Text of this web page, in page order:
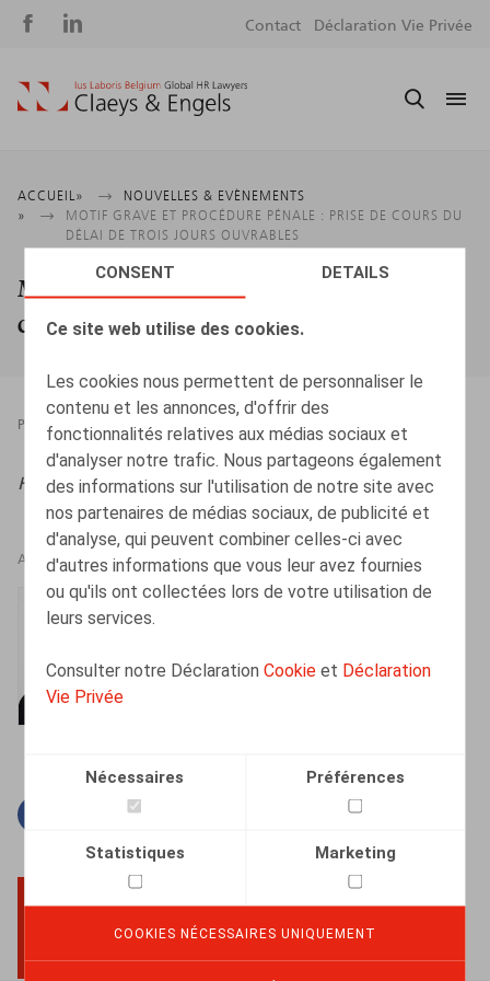
CONSENT DETAILS
Ce site web utilise des cookies.
Les cookies nous permettent de personnaliser le
contenu et les annonces, d'offrir des
fonctionnalités relatives aux médias sociaux et
d'analyser notre trafic. Nous partageons également
des informations sur l'utilisation de notre site avec
nos partenaires de médias sociaux, de publicité et
d'analyse, qui peuvent combiner celles-ci avec
d'autres informations que vous leur avez fournies
ou qu'ils ont collectées lors de votre utilisation de
leurs services.
Consulter notre DéclarationCookie et Déclaration
Vie Privée
Nécessaires Préférences
Statistiques Marketing
COOKIES NÉCESSAIRES UNIQUEMENT
Social
Contact Déclaration Vie Privée
Fil
d'Ariane
ACCUEIL
NOUVELLES & EVÈNEMENTS
MOTIF GRAVE ET PROCÉDURE PÉNALE : PRISE DE COURS DU
DÉLAI DE TROIS JOURS OUVRABLES
Motif grave et procédure pénale : prise de
cours du délai de trois jours ouvrables
PRESSROOM 26.06.2023
HR.square (online),26/06/2023
AUTEURS
Facebook
TwitterLinkedin
BACK TO TOP